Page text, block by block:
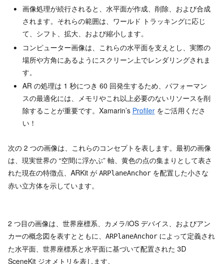
画像処理が続行されると、水平面が作成、削除、および合成
されます。それらの範囲は、ワールド トラッキングに応じ
て、シフト、拡大、および縮小します。
コンピューター画像は、これらの水平面を支えとし、実際の
場所や方角にあるようにスクリーン上でレンダリングされま
す。
AR の処理は 1 秒につき 60 回発生するため、パフォーマン
スの最適化には、メモリやこれ以上必要のないリソースを削
除することが重要です。Xamarin’s Profilerをご活用くださ
い！
次の 2 つの画像は、これらのコンセプトを表します。最初の画像
は、現実世界の “空間に浮かぶ” 軸、黄色の点の集まりとして表さ
れた現在の特徴点、ARKit が ARPlaneAnchor を配置した小さな
赤い立方体を示しています。
2 つ目の画像は、世界座標系、カメラ/iOS デバイス、およびアン
カーの概念図を表すとともに、
ARPlaneAnchor によって定義され
た水平面、世界座標系と水平面に基づいて配置された 3D
SceneKit ジオメトリを表します。